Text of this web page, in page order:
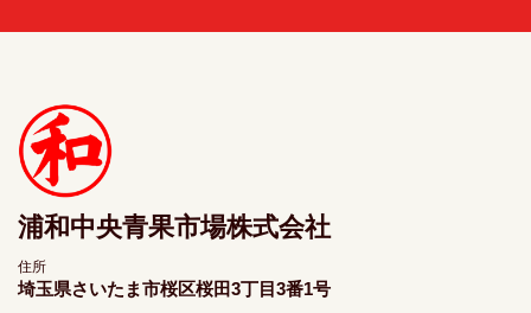
浦和中央青果市場株式会社
住所
埼玉県さいたま市桜区桜田3丁目3番1号